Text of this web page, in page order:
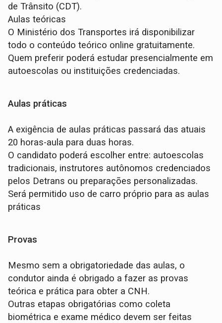
de Trânsito (CDT).
Aulas teóricas
O Ministério dos Transportes irá disponibilizar
todo o conteúdo teórico online gratuitamente.
Quem preferir poderá estudar presencialmente em
autoescolas ou instituições credenciadas.
Aulas práticas
A exigência de aulas práticas passará das atuais
20 horas-aula para duas horas.
O candidato poderá escolher entre: autoescolas
tradicionais, instrutores autônomos credenciados
pelos Detrans ou preparações personalizadas.
Será permitido uso de carro próprio para as aulas
práticas
Provas
Mesmo sem a obrigatoriedade das aulas, o
condutor ainda é obrigado a fazer as provas
teórica e prática para obter a CNH.
Outras etapas obrigatórias como coleta
biométrica e exame médico devem ser feitas